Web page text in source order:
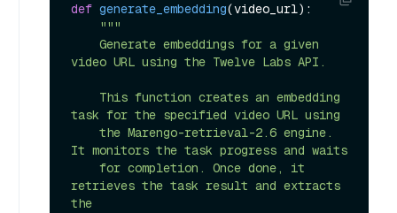
def generate_embedding(video_url):
"""
video URL using the Twelve Labs API.
task for the specified video URL using
It monitors the task progress and waits
retrieves the task result and extracts
the